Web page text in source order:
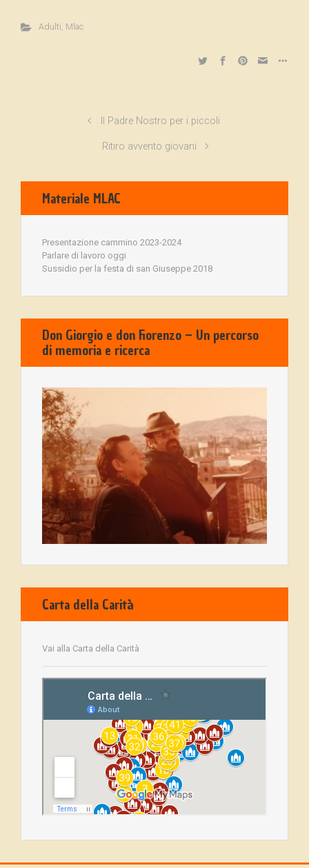
Adulti, Mlac
Il Padre Nostro per i piccoli
Ritiro avvento giovani
Materiale MLAC
Presentazione cammino 2023-2024
Parlare di lavoro oggi
Sussidio per la festa di san Giuseppe 2018
Don Giorgio e don Fiorenzo – Un percorso
di memoria e ricerca
Carta della Carità
Vai alla Carta della Carità